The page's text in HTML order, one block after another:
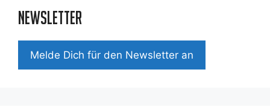
Newsletter
Mel­de Dich für den News­let­ter an